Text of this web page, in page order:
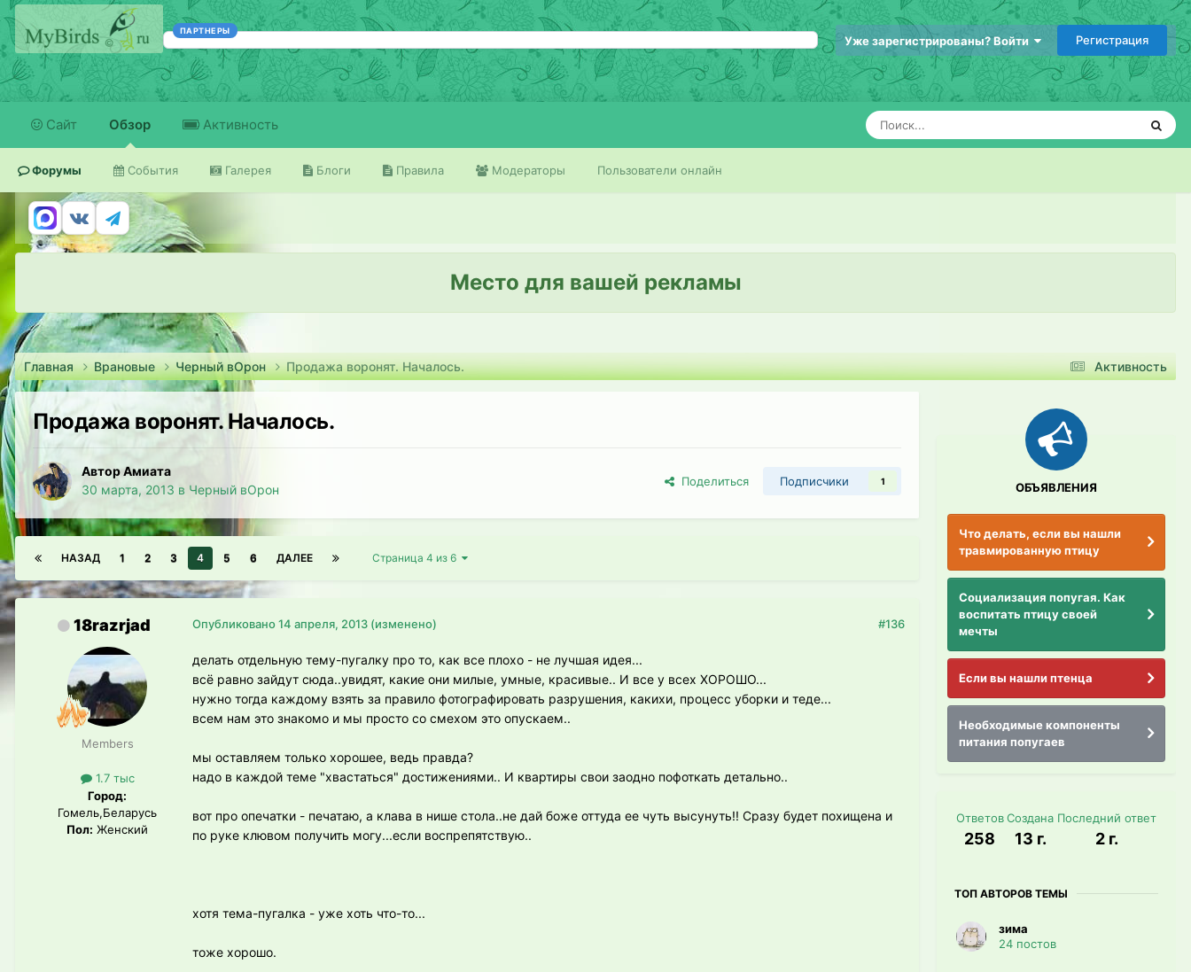
ПАРТНЕРЫ
Уже зарегистрированы? Войти Регистрация
Сайт Обзор
Форумы События Галерея Блоги Правила Модераторы Пользователи онлайн
Активность
Место для вашей рекламы
Активность
Главная Врановые Черный вОрон Продажа воронят. Началось.
Продажа воронят. Началось.
Автор Амиата
30 марта, 2013 в Черный вОрон
Поделиться Подписчики 1
НАЗАД 1 2 3 4 5 6 ДАЛЕЕ Страница 4 из 6
18razrjad
Members
1.7 тыс
Город:
Гомель,Беларусь
Пол: Женский
#136
Опубликовано14 апреля, 2013 (изменено)
делать отдельную тему-пугалку про то, как все плохо - не лучшая идея...
всё равно зайдут сюда..увидят, какие они милые, умные, красивые.. И все у всех ХОРОШО...
нужно тогда каждому взять за правило фотографировать разрушения, какихи, процесс уборки и теде...
всем нам это знакомо и мы просто со смехом это опускаем..
мы оставляем только хорошее, ведь правда?
надо в каждой теме "хвастаться" достижениями.. И квартиры свои заодно пофоткать детально..
вот про опечатки - печатаю, а клава в нише стола..не дай боже оттуда ее чуть высунуть!! Сразу будет похищена и
по руке клювом получить могу...если воспрепятствую..
хотя тема-пугалка - уже хоть что-то...
тоже хорошо.
ОБЪЯВЛЕНИЯ
Что делать, если вы нашли
травмированную птицу
Социализация попугая. Как
воспитать птицу своей
мечты
Если вы нашли птенца
Необходимые компоненты
питания попугаев
Ответов
258
Создана
13 г.
Последний ответ
2 г.
ТОП АВТОРОВ ТЕМЫ
зима
24 постов